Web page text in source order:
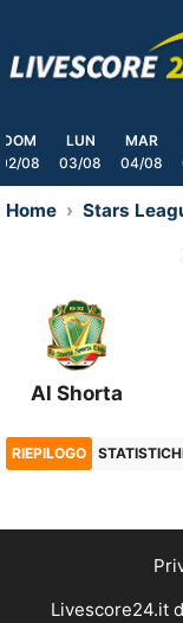
content
DOM
02/08
LUN
03/08
MAR
04/08
Home Stars
Al Shorta
RIEPILOGO
Livescore24.it